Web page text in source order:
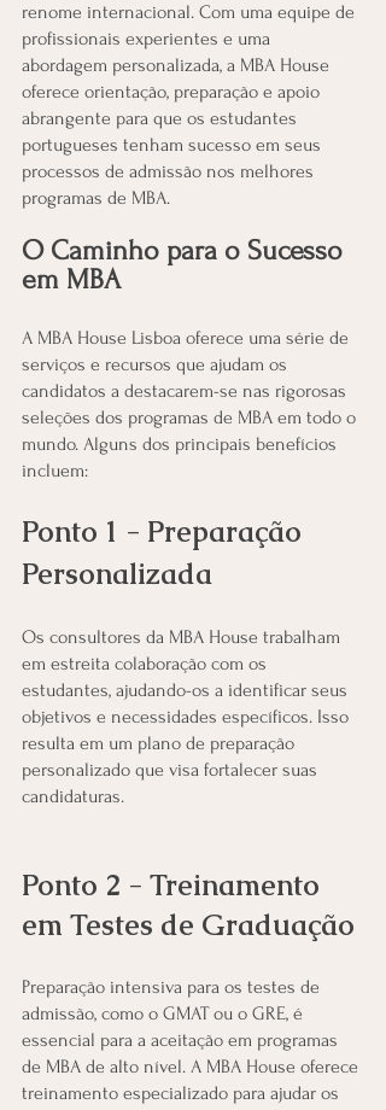
renome internacional. Com uma equipe de
profissionais experientes e uma
abordagem personalizada, a MBA House
oferece orientação, preparação e apoio
abrangente para que os estudantes
portugueses tenham sucesso em seus
processos de admissão nos melhores
programas de MBA.
O Caminho para o Sucesso
em MBA
A MBA House Lisboa oferece uma série de
serviços e recursos que ajudam os
candidatos a destacarem-se nas rigorosas
seleções dos programas de MBA em todo o
mundo. Alguns dos principais benefícios
incluem:
Ponto 1 - Preparação
Personalizada
Os consultores da MBA House trabalham
em estreita colaboração com os
estudantes, ajudando-os a identificar seus
objetivos e necessidades específicos. Isso
resulta em um plano de preparação
personalizado que visa fortalecer suas
candidaturas.
Ponto 2 - Treinamento
em Testes de Graduação
Preparação intensiva para os testes de
admissão, como o GMAT ou o GRE, é
essencial para a aceitação em programas
de MBA de alto nível. A MBA House oferece
treinamento especializado para ajudar os